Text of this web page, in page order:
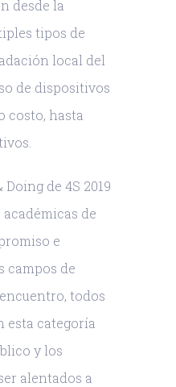
desde la
tipos de
local del
de dispositivos
costo, hasta
de 4S 2019
de
e
campos de
todos
esta categoría
y los
alentados a